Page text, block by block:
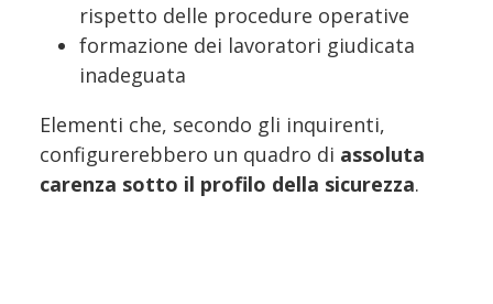
rispetto delle procedure operative
formazione dei lavoratori giudicata
inadeguata
Elementi che, secondo gli inquirenti,
configurerebbero un quadro di assoluta
carenza sotto il profilo della sicurezza.